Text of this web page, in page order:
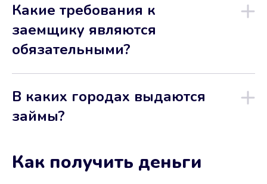
Какие требования к
заемщику являются
обязательными?
В каких городах выдаются
займы?
Как получить деньги